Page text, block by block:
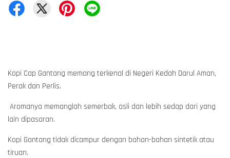
Kopi Cap Gantang memang terkenal di Negeri Kedah Darul Aman,
Perak dan Perlis.
Aromanya memanglah semerbak, asli dan lebih sedap dari yang
lain dipasaran.
Kopi Gantang tidak dicampur dengan bahan-bahan sintetik atau
tiruan.